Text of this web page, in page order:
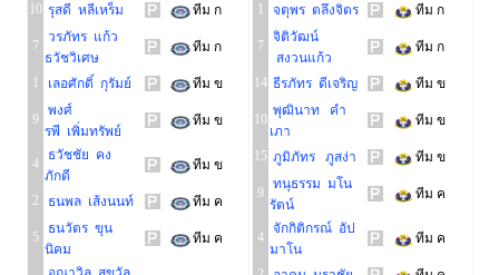
10 รุสดี หลีเหร็ม ทีม ก
7
วรภัทร แก้ว
ธวัชวิเศษ
ทีม ก
1 เลอศักดิ์ กุรัมย์ ทีม ข
9
พงศ์
รพี เพิ่มทรัพย์
ทีม ข
4
ธวัชชัย คง
ภักดี
ทีม ข
2 ธนพล เส้งนนท์ ทีม ค
5
ธนวัตร ขุน
นิคม
ทีม ค
1 จตุพร ตลึงจิตร ทีม ก
7
จิติวัฒน์
สงวนแก้ว
ทีม ก
14 ธีรภัทร ดีเจริญ ทีม ข
10
พุฒินาท คำ
เภา
ทีม ข
15 ภูมิภัทร ภูสง่า ทีม ข
9
ทนุธรรม มโน
รัตน์
ทีม ค
4
จักกิติกรณ์ อัป
มาโน
ทีม ค